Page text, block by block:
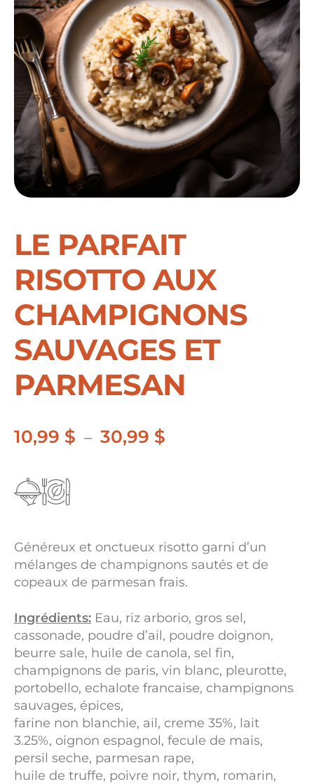
LE PARFAIT
RISOTTO AUX
CHAMPIGNONS
SAUVAGES ET
PARMESAN
10,99 $ – 30,99 $
à
30,99 $
Généreux et onctueux risotto garni d’un
mélanges de champignons sautés et de
copeaux de parmesan frais.
Ingrédients: Eau, riz arborio, gros sel,
cassonade, poudre d’ail, poudre doignon,
beurre sale, huile de canola, sel fin,
champignons de paris, vin blanc, pleurotte,
portobello, echalote francaise, champignons
sauvages, épices,
farine non blanchie, ail, creme 35%, lait
3.25%, oignon espagnol, fecule de mais,
persil seche, parmesan rape,
huile de truffe, poivre noir, thym, romarin,